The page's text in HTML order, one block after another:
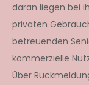
daran liegen bei
privaten
betreuenden
kommerzielle
Über